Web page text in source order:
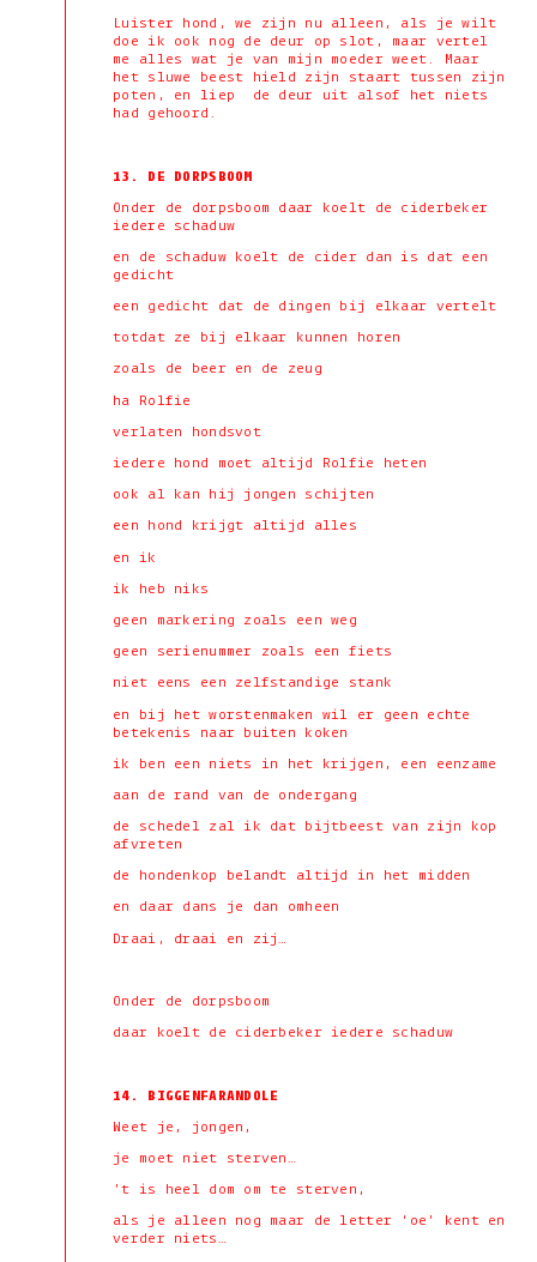
Luister hond, we zijn nu alleen, als je wilt
doe ik ook nog de deur op slot, maar vertel
me alles wat je van mijn moeder weet. Maar
het sluwe beest hield zijn staart tussen zijn
poten, en liep de deur uit alsof het niets
had gehoord.
13. DE DORPSBOOM
Onder de dorpsboom daar koelt de ciderbeker
iedere schaduw
en de schaduw koelt de cider dan is dat een
gedicht
een gedicht dat de dingen bij elkaar vertelt
totdat ze bij elkaar kunnen horen
zoals de beer en de zeug
ha Rolfie
verlaten hondsvot
iedere hond moet altijd Rolfie heten
ook al kan hij jongen schijten
een hond krijgt altijd alles
en ik
ik heb niks
geen markering zoals een weg
geen serienummer zoals een fiets
niet eens een zelfstandige stank
en bij het worstenmaken wil er geen echte
betekenis naar buiten koken
ik ben een niets in het krijgen, een eenzame
aan de rand van de ondergang
de schedel zal ik dat bijtbeest van zijn kop
afvreten
de hondenkop belandt altijd in het midden
en daar dans je dan omheen
Draai, draai en zij…
Onder de dorpsboom
daar koelt de ciderbeker iedere schaduw
14. BIGGENFARANDOLE
Weet je, jongen,
je moet niet sterven…
’t is heel dom om te sterven,
als je alleen nog maar de letter ‘oe’ kent en
verder niets…